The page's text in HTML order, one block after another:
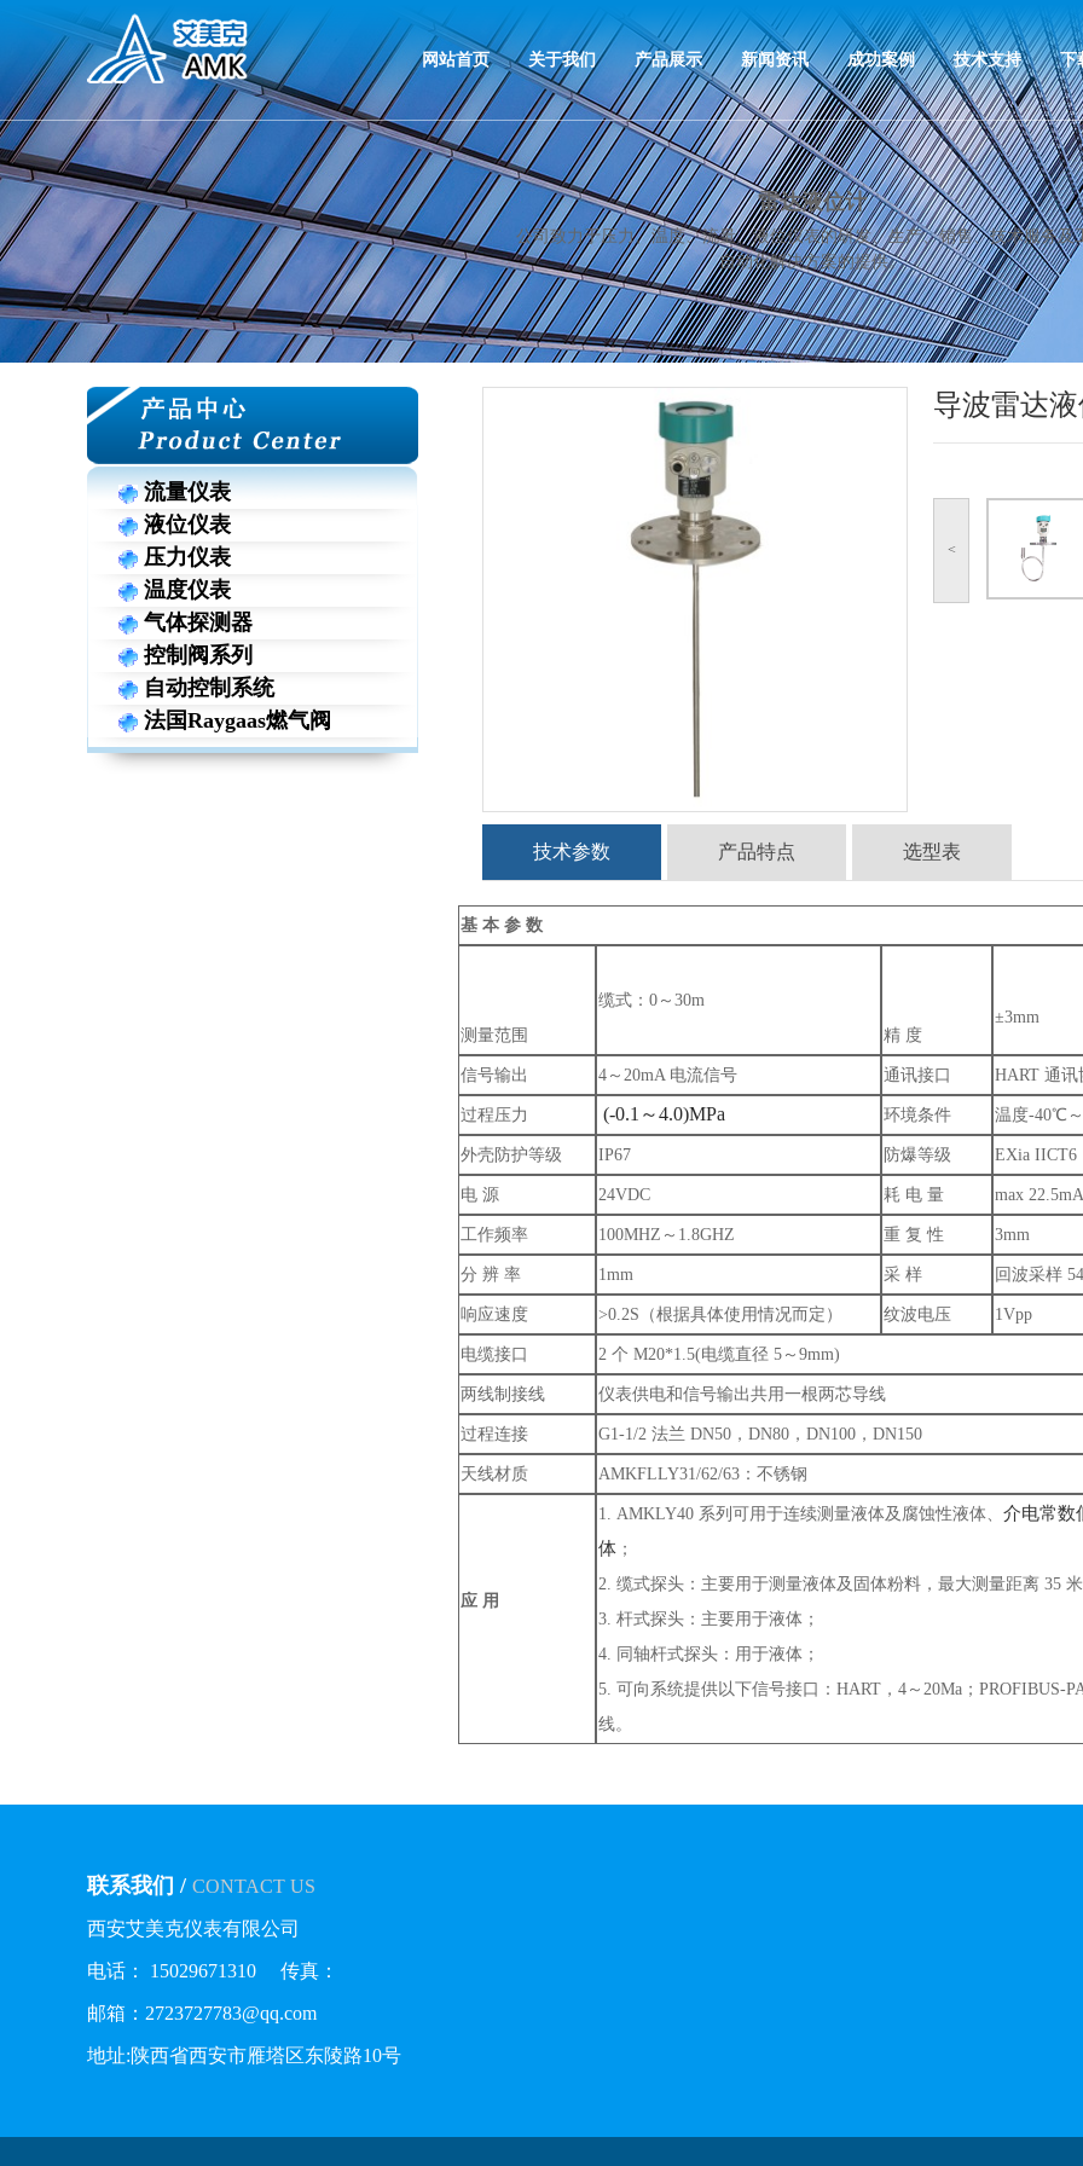
网站首页 关于我们 产品展示 新闻资讯 成功案例 技术支持 下
雷达液位计
公司致力于压力、温度、流量、液位仪表的研发、生产、销售、技术服务及
自动化解决方案的提供。
流量仪表
液位仪表
压力仪表
温度仪表
气体探测器
控制阀系列
自动控制系统
法国Raygaas燃气阀
导波雷达
<
技术参数 产品特点 选型表
基 本 参 数
测量范围
缆式：0～30m
精 度
±3mm
信号输出 4～20mA 电流信号 通讯接口 HART 通讯
过程压力 (-0.1～4.0)MPa 环境条件 温度-40℃
外壳防护等级 IP67 防爆等级 EXia IICT6
电 源 24VDC 耗 电 量 max 22.5mA
工作频率 100MHZ～1.8GHZ 重 复 性 3mm
分 辨 率 1mm 采 样 回波采样
响应速度 >0.2S（根据具体使用情况而定） 纹波电压 1Vpp
电缆接口 2 个 M20*1.5(电缆直径 5～9mm)
两线制接线 仪表供电和信号输出共用一根两芯导线
过程连接 G1-1/2 法兰 DN50，DN80，DN100，DN150
天线材质 AMKFLLY31/62/63：不锈钢
应 用
1. AMKLY40 系列可用于连续测量液体及 腐蚀性液体、 介电常数
体 ；
2. 缆式探头：主要用于测量液体及固体粉料，最大测量距离 35 米
3. 杆式探头：主要用于液体；
4. 同轴杆式探头：用于液体；
5. 可向系统提供以下信号接口：HART，4～20Ma；PROFIBUS-
线。
联系我们 / CONTACT US
西安艾美克仪表有限公司
电话： 15029671310 传真：
邮箱：2723727783@qq.com
地址:陕西省西安市雁塔区东陵路10号